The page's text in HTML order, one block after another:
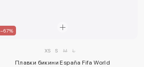
–67%
XS S M L
Плавки бикини España Fifa World